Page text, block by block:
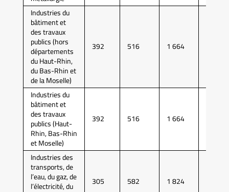
Industries du
bâtiment et
des travaux
publics (hors
départements
du Haut-Rhin,
du Bas-Rhin et
de la Moselle)
392 516 1 664
Industries du
bâtiment et
des travaux
publics (Haut-
Rhin, Bas-Rhin
et Moselle)
392 516 1 664
Industries des
transports, de
l’eau, du gaz, de
l’électricité, du 305 582 1 824